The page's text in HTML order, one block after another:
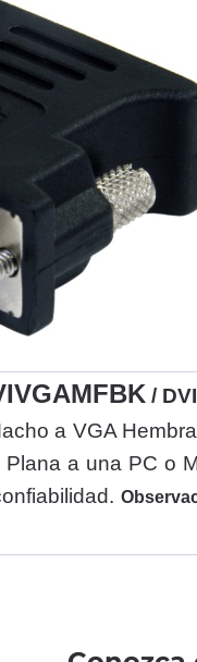
/
a VGA
a una PC o